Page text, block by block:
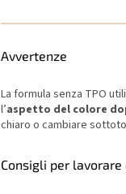
Avvertenze
La formula senza TPO
l’aspetto del colore
chiaro o cambiare
Consigli per